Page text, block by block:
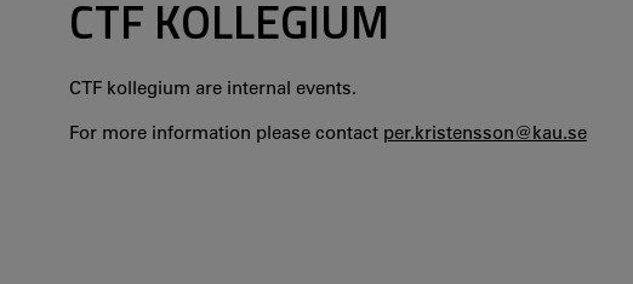
CTF KOLLEGIUM
CTF kollegium are internal events.
For more information please contact per.kristensson@kau.se